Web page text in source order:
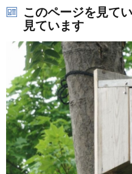
このページを見て
見ています